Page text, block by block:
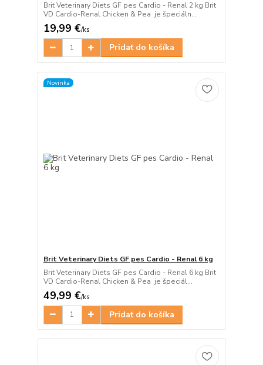
Brit Veterinary Diets GF pes Cardio - Renal 2 kg Brit
VD Cardio-Renal Chicken & Pea je špeciáln...
19,99 €/ks
Pridať do košíka
Novinka
Brit Veterinary Diets GF pes Cardio - Renal 6 kg
Brit Veterinary Diets GF pes Cardio - Renal 6 kg Brit
VD Cardio-Renal Chicken & Pea je špeciál...
49,99 €/ks
Pridať do košíka